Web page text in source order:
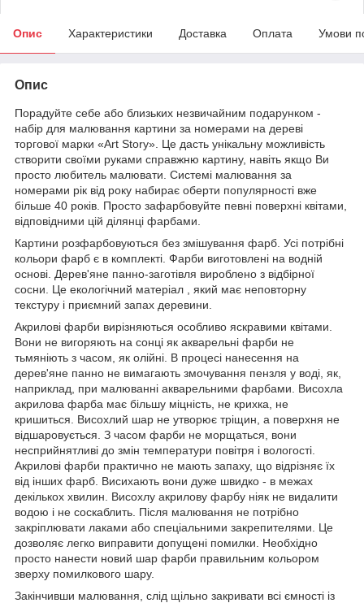
Опис Характеристики Доставка Оплата Умови
Опис
Порадуйте себе або близьких незвичайним подарунком -
набір для малювання картини за номерами на дереві
торгової марки «Art Story». Це дасть унікальну можливість
створити своїми руками справжню картину, навіть якщо Ви
просто любитель малювати. Системі малювання за
номерами рік від року набирає оберти популярності вже
більше 40 років. Просто зафарбовуйте певні поверхні квітами,
відповідними цій ділянці фарбами.
Картини розфарбовуються без змішування фарб. Усі потрібні
кольори фарб є в комплекті. Фарби виготовлені на водній
основі. Дерев'яне панно-заготівля вироблено з відбірної
сосни. Це екологічний матеріал , який має неповторну
текстуру і приємний запах деревини.
Акрилові фарби вирізняються особливо яскравими квітами.
Вони не вигоряють на сонці як акварельні фарби не
тьмяніють з часом, як олійні. В процесі нанесення на
дерев'яне панно не вимагають змочування пензля у воді, як,
наприклад, при малюванні акварельними фарбами. Висохла
акрилова фарба має більшу міцність, не крихка, не
кришиться. Висохлий шар не утворює тріщин, а поверхня не
відшаровується. З часом фарби не морщаться, вони
несприйнятливі до змін температури повітря і вологості.
Акрилові фарби практично не мають запаху, що відрізняє їх
від інших фарб. Висихають вони дуже швидко - в межах
декількох хвилин. Висохлу акрилову фарбу ніяк не видалити
водою і не соскаблить. Після малювання не потрібно
закріплювати лаками або спеціальними закрепителями. Це
дозволяє легко виправити допущені помилки. Необхідно
просто нанести новий шар фарби правильним кольором
зверху помилкового шару.
Закінчивши малювання, слід щільно закривати всі ємності із